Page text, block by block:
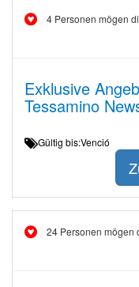
4 Personen mögen
Exklusive
Tessamino
Gültig bis:Venció
24 Personen mögen